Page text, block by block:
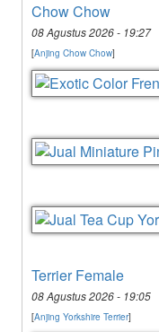
Chow Chow
08 Agustus 2026 - 19:27
[Anjing Chow Chow]
Terrier Female
08 Agustus 2026 - 19:05
[Anjing Yorkshire Terrier]